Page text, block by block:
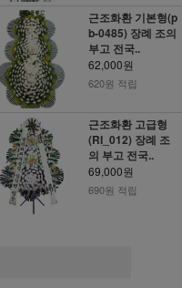
근조화환 기본형(p
b-0485) 장례 조의
부고 전국..
62,000원
620원 적립
근조화환 고급형
(RI_012) 장례 조
의 부고 전국..
69,000원
690원 적립